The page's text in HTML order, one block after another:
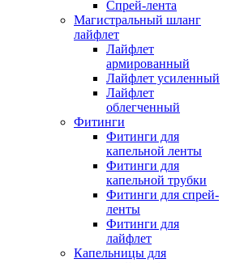
Спрей-лента
Магистральный шланг
лайфлет
Лайфлет
армированный
Лайфлет усиленный
Лайфлет
облегченный
Фитинги
Фитинги для
капельной ленты
Фитинги для
капельной трубки
Фитинги для спрей-
ленты
Фитинги для
лайфлет
Капельницы для